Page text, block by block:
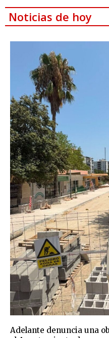
Noticias de hoy
Adelante denuncia una